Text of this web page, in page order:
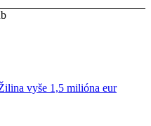
vyše 1,5 milióna eur